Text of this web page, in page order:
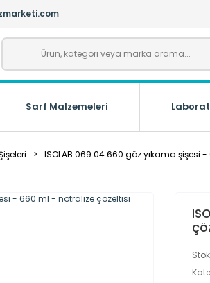
Sarf Malzemeleri
ISOLAB 069.04.660 göz yıkama şişesi